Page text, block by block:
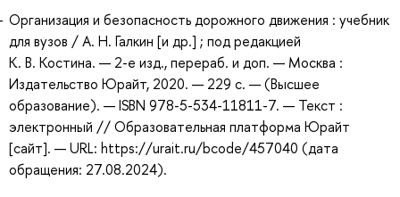
Организация и безопасность дорожного движения : учебник
для вузов / А. Н. Галкин [и др.] ; под редакцией
К. В. Костина. — 2-е изд., перераб. и доп. — Москва :
Издательство Юрайт, 2020. — 229 с. — (Высшее
образование). — ISBN 978-5-534-11811-7. — Текст :
электронный // Образовательная платформа Юрайт
[сайт]. — URL: https://urait.ru/bcode/457040 (дата
обращения: 27.08.2024).